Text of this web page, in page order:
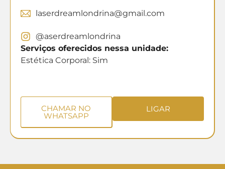
laserdreamlondrina@gmail.com
@aserdreamlondrina
Serviços oferecidos nessa unidade:
Estética Corporal: Sim
CHAMAR NO
WHATSAPP
LIGAR